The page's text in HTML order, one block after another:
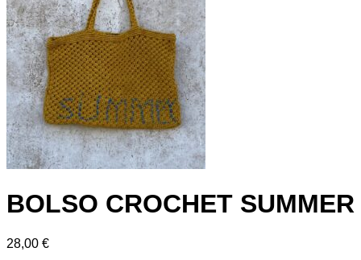
BOLSO CROCHET SUMMER
28,00 €